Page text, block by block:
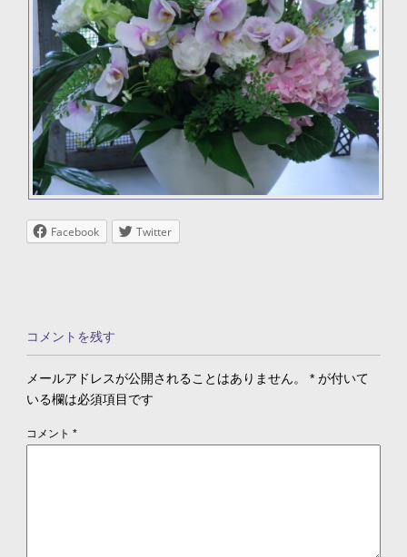
Facebook Twitter
コメントを残す
メールアドレスが公開されることはありません。 *が付いて
いる欄は必須項目です
コメント *